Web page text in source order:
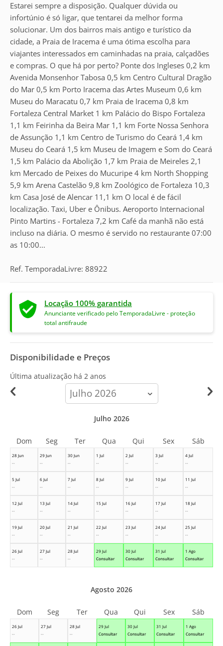
Estarei sempre a disposição. Qualquer dúvida ou
infortúnio é só ligar, que tentarei da melhor forma
solucionar. Um dos bairros mais antigo e turístico da
cidade, a Praia de Iracema é uma ótima escolha para
viajantes interessados em caminhadas na praia, calçadões
e compras. O que há por perto? Ponte dos Ingleses 0,2 km
Avenida Monsenhor Tabosa 0,5 km Centro Cultural Dragão
do Mar 0,5 km Porto Iracema das Artes Museum 0,6 km
Museu do Maracatu 0,7 km Praia de Iracema 0,8 km
Fortaleza Central Market 1 km Palácio do Bispo Fortaleza
1,1 km Feirinha da Beira Mar 1,1 km Forte Nossa Senhora
de Assunção 1,1 km Centro de Turismo do Ceará 1,4 km
Museu do Ceará 1,5 km Museu de Imagem e Som do Ceará
1,5 km Palácio da Abolição 1,7 km Praia de Meireles 2,1
km Mercado de Peixes do Mucuripe 4 km North Shopping
5,9 km Arena Castelão 9,8 km Zoológico de Fortaleza 10,3
km Casa José de Alencar 11,1 km O local é de fácil
localização. Taxi, Uber e Ônibus. Aeroporto Internacional
Pinto Martins - Fortaleza 7,2 km Café da manhã não está
incluso na diária. O mesmo é servido no restaurante 07:00
as 10:00...
Ref. TemporadaLivre: 88922
Locação 100% garantida
Anunciante verificado pelo TemporadaLivre - proteção
total antifraude
Disponibilidade e Preços
Última atualização há 2 anos
calendar-
month
28 Jun
--
29 Jun
--
30 Jun
--
1 Jul
--
2 Jul
--
3 Jul
--
4 Jul
--
5 Jul
--
6 Jul
--
7 Jul
--
8 Jul
--
9 Jul
--
10 Jul
--
11 Jul
--
12 Jul
--
13 Jul
--
14 Jul
--
15 Jul
--
16 Jul
--
17 Jul
--
18 Jul
--
19 Jul
--
20 Jul
--
21 Jul
--
22 Jul
--
23 Jul
--
24 Jul
--
25 Jul
--
26 Jul
--
27 Jul
--
28 Jul
--
29 Jul
Consultar
30 Jul
Consultar
31 Jul
Consultar
1 Ago
Consultar
Julho 2026
Dom Seg Ter Qua Qui Sex Sáb
26 Jul
--
27 Jul
--
28 Jul
--
29 Jul
Consultar
30 Jul
Consultar
31 Jul
Consultar
1 Ago
Consultar
Agosto 2026
Dom Seg Ter Qua Qui Sex Sáb